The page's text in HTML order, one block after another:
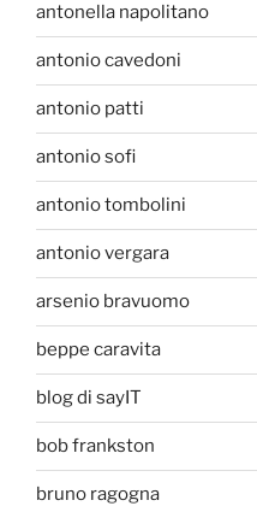
antonella napolitano
antonio cavedoni
antonio patti
antonio sofi
antonio tombolini
antonio vergara
arsenio bravuomo
beppe caravita
blog di sayIT
bob frankston
bruno ragogna